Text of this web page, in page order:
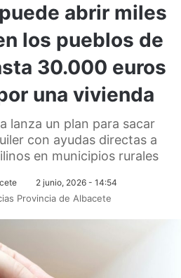
abrir miles
los pueblos de
30.000 euros
una vivienda
lanza un plan para sacar
con ayudas directas a
en municipios rurales
2 junio, 2026 - 14:54
Provincia de Albacete